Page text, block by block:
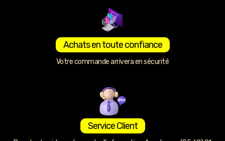
Achats en toute confiance
Votre commande arrivera en sécurité
Service Client